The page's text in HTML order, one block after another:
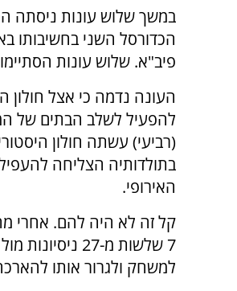
במשך שלוש עונות ניסתה
הכדורסל השני בחשיבותו
פיב"א. שלוש עונות
העונה נדמה כי אצל
להפעיל לשלב הבתים של
(רביעי) עשתה חולון
האירופי.
קל זה לא היה להם. אחרי
למשחק ולגרור אותו